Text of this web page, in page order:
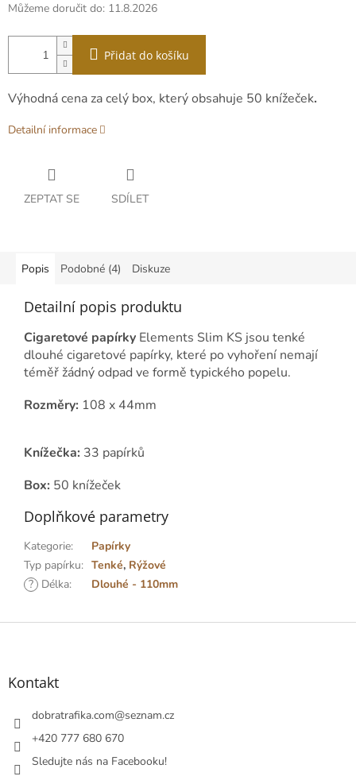
Můžeme doručit do: 11.8.2026
Přidat do košíku
Výhodná cena za celý box, který obsahuje 50 knížeček.
Detailní informace
ZEPTAT SE SDÍLET
Popis Podobné (4) Diskuze
Detailní popis produktu
Cigaretové papírky Elements Slim KS jsou tenké
dlouhé cigaretové papírky, které po vyhoření nemají
téměř žádný odpad ve formě typického popelu.
Rozměry: 108 x 44mm
Knížečka: 33 papírků
Box: 50 knížeček
Doplňkové parametry
Kategorie:
Papírky
Typ papírku: Tenké, Rýžové
? Délka: Dlouhé - 110mm
Z
Kontakt
dobratrafika.com@seznam.cz
+420 777 680 670
Sledujte nás na Facebooku!